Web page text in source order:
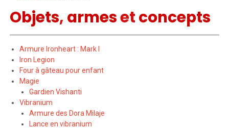
Objets,armesetconcepts
Armure Ironheart : Mark I
Iron Legion
Four à gâteau pour enfant
Magie
Gardien Vishanti
Vibranium
Armure des Dora Milaje
Lance en vibranium